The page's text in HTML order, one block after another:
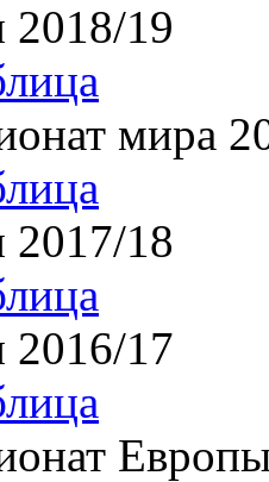
2018/19
мира
2017/18
2016/17